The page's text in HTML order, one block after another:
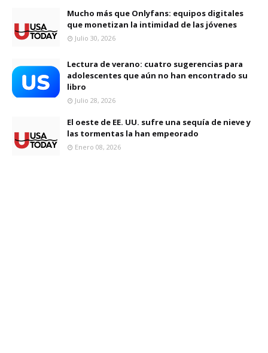
Mucho más que Onlyfans: equipos digitales
que monetizan la intimidad de las jóvenes
Julio 30, 2026
Lectura de verano: cuatro sugerencias para
adolescentes que aún no han encontrado su
libro
Julio 28, 2026
El oeste de EE. UU. sufre una sequía de nieve y
las tormentas la han empeorado
Enero 08, 2026